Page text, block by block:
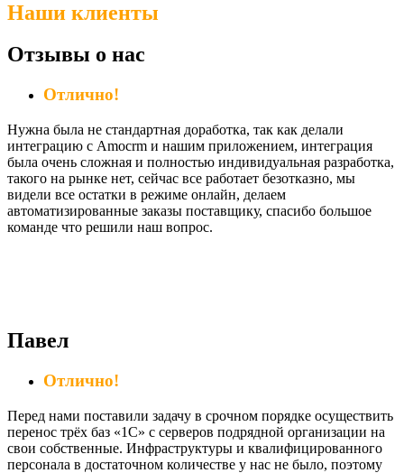
Наши клиенты
Отзывы о нас
Отлично!
Нужна была не стандартная доработка, так как делали
интеграцию с Amocrm и нашим приложением, интеграция
была очень сложная и полностью индивидуальная разработка,
такого на рынке нет, сейчас все работает безотказно, мы
видели все остатки в режиме онлайн, делаем
автоматизированные заказы поставщику, спасибо большое
команде что решили наш вопрос.
Павел
Отлично!
Перед нами поставили задачу в срочном порядке осуществить
перенос трёх баз «1С» с серверов подрядной организации на
свои собственные. Инфраструктуры и квалифицированного
персонала в достаточном количестве у нас не было, поэтому